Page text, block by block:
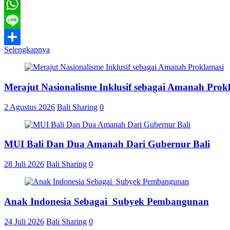
Telegram
WhatsApp
Line
Share
Selengkapnya
Merajut Nasionalisme Inklusif sebagai Amanah
2 Agustus 2026 Bali Sharing 0
MUI Bali Dan Dua Amanah Dari Gubernur Bali
28 Juli 2026 Bali Sharing 0
Anak Indonesia Sebagai Subyek Pembangunan
24 Juli 2026 Bali Sharing 0